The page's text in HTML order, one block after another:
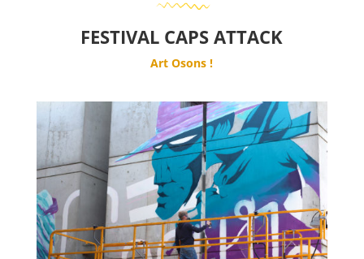
FESTIVAL CAPS ATTACK
Art Osons !